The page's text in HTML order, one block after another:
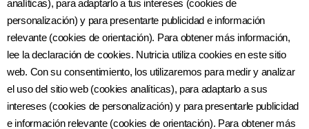
antes de que puedan hacer mucho más!
analíticas), para adaptarlo a tus intereses (cookies de
personalización) y para presentarte publicidad e información
relevante (cookies de orientación). Para obtener más información,
lee la declaración de cookies. Nutricia utiliza cookies en este sitio
web. Con su consentimiento, los utilizaremos para medir y analizar
el uso del sitio web (cookies analíticas), para adaptarlo a sus
intereses (cookies de personalización) y para presentarle publicidad
e información relevante (cookies de orientación). Para obtener más